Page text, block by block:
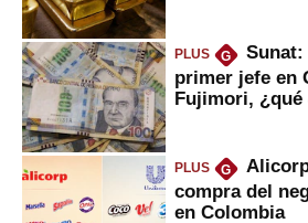
PLUS G
Sunat:
primer jefe en
Fujimori, ¿qué
PLUS G
compra del
en Colombia